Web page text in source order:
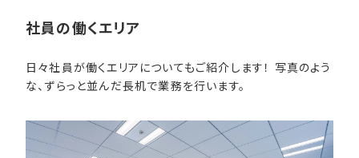
社員の​働く​エリア
日々社員が働くエリアについてもご紹介します！ 写真のよう
な、ずらっと並んだ長机で業務を行います。